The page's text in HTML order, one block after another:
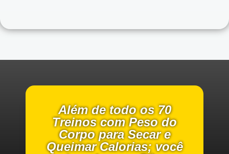
Além de todo os 70
Treinos com Peso do
Corpo para Secar e
Queimar Calorias; você